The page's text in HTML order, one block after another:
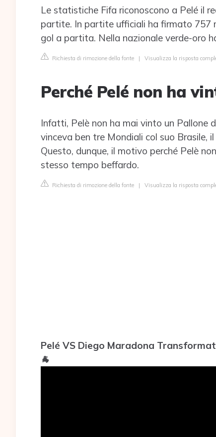
Le statistiche Fifa riconoscono a Pelé il
partite. In partite ufficiali ha firmato 757
gol a partita. Nella nazionale verde-oro
Richiesta di rimozione della fonte | Visualizza la risposta
Perché Pelé non ha
Infatti, Pelè non ha mai vinto un Pallone
vinceva ben tre Mondiali col suo Brasile,
Questo, dunque, il motivo perché Pelè
stesso tempo beffardo.
Richiesta di rimozione della fonte | Visualizza la risposta
Pelé VS Diego Maradona
🐐